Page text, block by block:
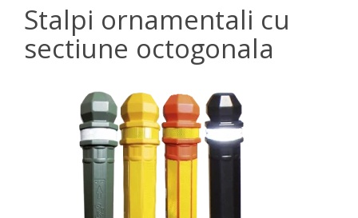
Stalpi ornamentali cu
sectiune octogonala